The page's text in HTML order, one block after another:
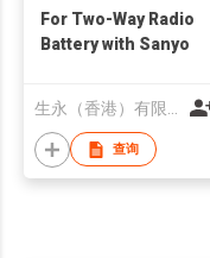
For Two-Way Radio
Battery with Sanyo
查询